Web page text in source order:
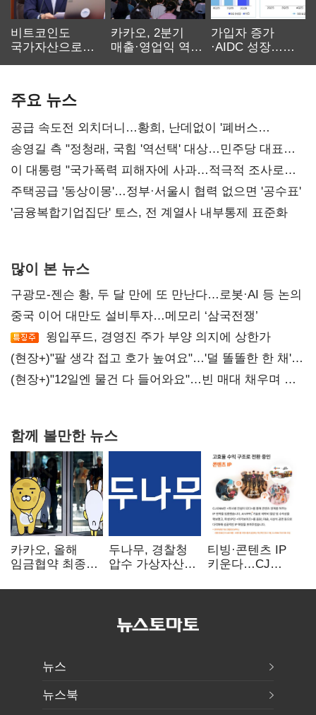
비트코인도
국가자산으로…'
카카오, 2분기
매출·영업익 역대
가입자 증가
·AIDC 성장…
주요 뉴스
공급 속도전 외치더니…황희, 난데없이 '폐버스
리모델링' 제안
송영길 측 "정청래, 국힘 '역선택' 대상…민주당 대표로
총선 지휘 못해"
이 대통령 "국가폭력 피해자에 사과…적극적 조사로
진실 밝혀야"
주택공급 '동상이몽'…정부·서울시 협력 없으면 '공수표'
'금융복합기업집단' 토스, 전 계열사 내부통제 표준화
많이 본 뉴스
구광모-젠슨 황, 두 달 만에 또 만난다…로봇·AI 등 논의
중국 이어 대만도 설비투자…메모리 ‘삼국전쟁’
윙입푸드, 경영진 주가 부양 의지에 상한가
(현장+)"팔 생각 접고 호가 높여요"…'덜 똘똘한 한 채'
20억 키맞추기
(현장+)"12일엔 물건 다 들어와요"…빈 매대 채우며 문
함께 볼만한 뉴스
카카오, 올해
임금협약 최종
인상·격려금
두나무, 경찰청
압수 가상자산
커스터디 사업
티빙·콘텐츠 IP
키운다…CJ
글로벌 확장 가속
뉴스
뉴스북